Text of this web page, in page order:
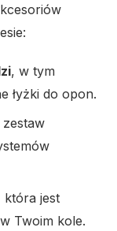
, w tym
łyżki do opon.
która jest
Twoim kole.